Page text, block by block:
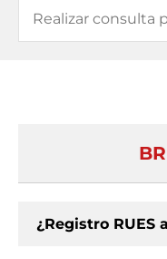
¿Registro RUES